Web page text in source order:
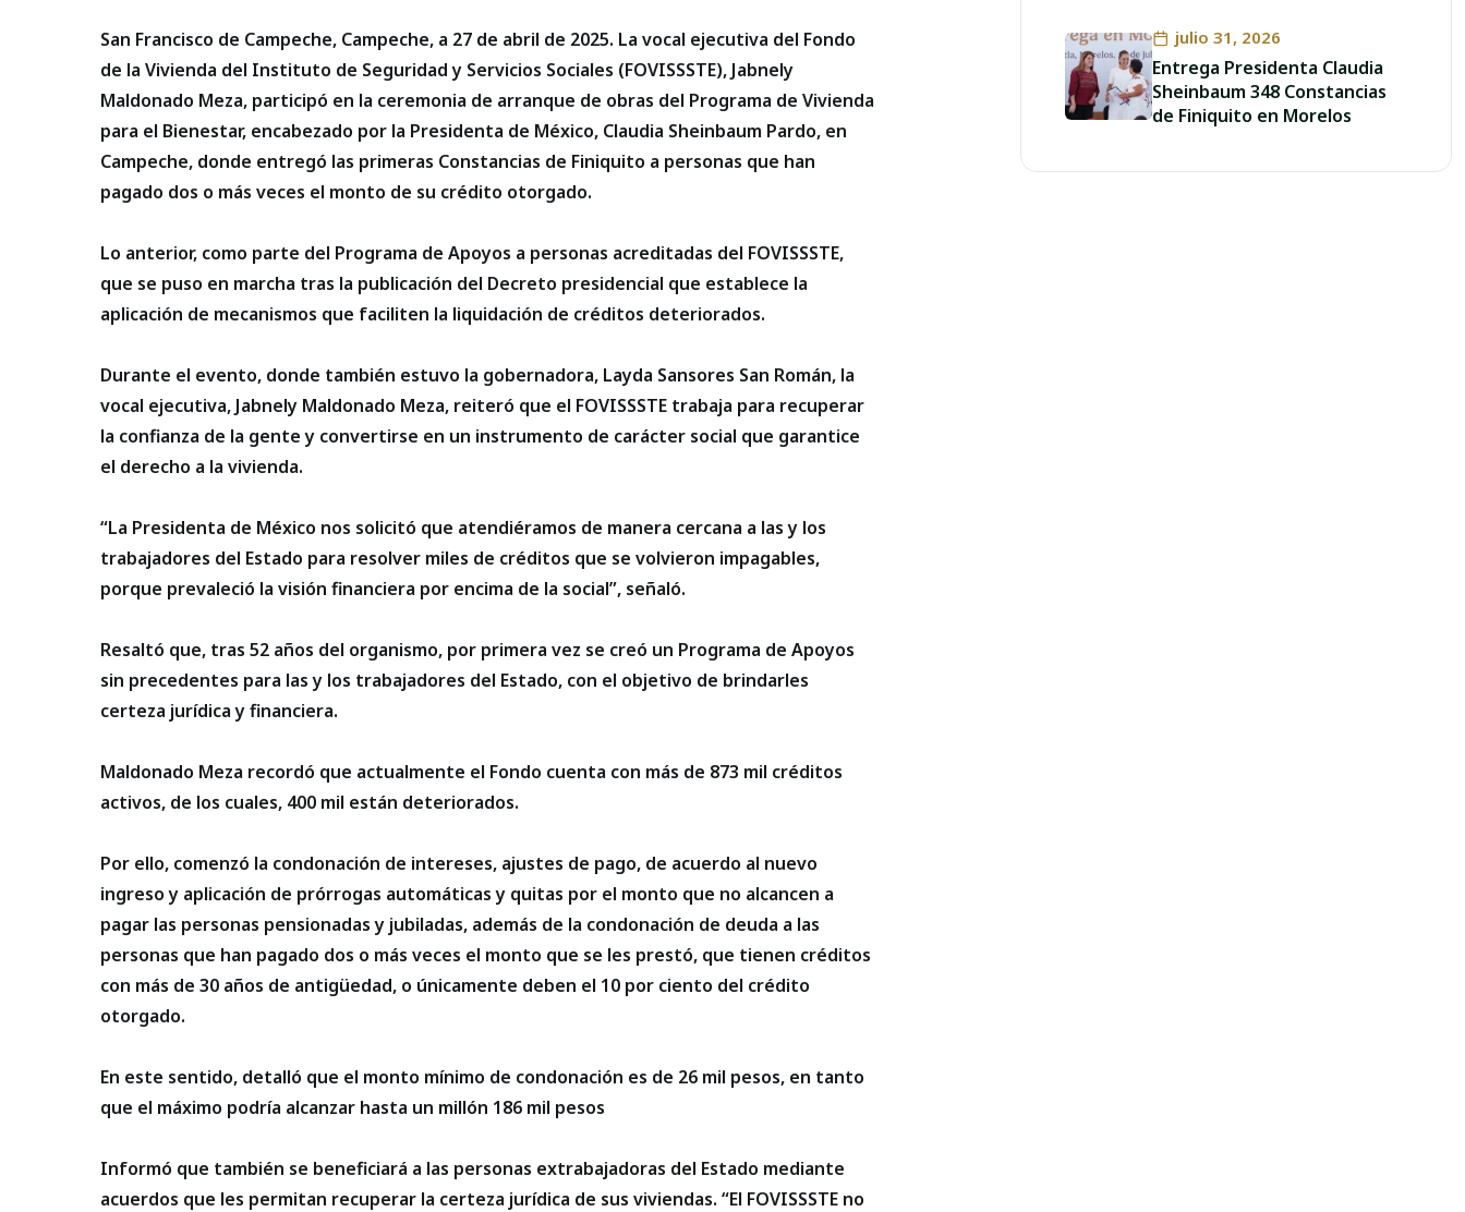
San Francisco de Campeche, Campeche, a 27 de abril de 2025. La vocal ejecutiva del Fondo
de la Vivienda del Instituto de Seguridad y Servicios Sociales (FOVISSSTE), Jabnely
Maldonado Meza, participó en la ceremonia de arranque de obras del Programa de Vivienda
para el Bienestar, encabezado por la Presidenta de México, Claudia Sheinbaum Pardo, en
Campeche, donde entregó las primeras Constancias de Finiquito a personas que han
pagado dos o más veces el monto de su crédito otorgado.
Lo anterior, como parte del Programa de Apoyos a personas acreditadas del FOVISSSTE,
que se puso en marcha tras la publicación del Decreto presidencial que establece la
aplicación de mecanismos que faciliten la liquidación de créditos deteriorados.
Durante el evento, donde también estuvo la gobernadora, Layda Sansores San Román, la
vocal ejecutiva, Jabnely Maldonado Meza, reiteró que el FOVISSSTE trabaja para recuperar
la confianza de la gente y convertirse en un instrumento de carácter social que garantice
el derecho a la vivienda.
“La Presidenta de México nos solicitó que atendiéramos de manera cercana a las y los
trabajadores del Estado para resolver miles de créditos que se volvieron impagables,
porque prevaleció la visión financiera por encima de la social”, señaló.
Resaltó que, tras 52 años del organismo, por primera vez se creó un Programa de Apoyos
sin precedentes para las y los trabajadores del Estado, con el objetivo de brindarles
certeza jurídica y financiera.
Maldonado Meza recordó que actualmente el Fondo cuenta con más de 873 mil créditos
activos, de los cuales, 400 mil están deteriorados.
Por ello, comenzó la condonación de intereses, ajustes de pago, de acuerdo al nuevo
ingreso y aplicación de prórrogas automáticas y quitas por el monto que no alcancen a
pagar las personas pensionadas y jubiladas, además de la condonación de deuda a las
personas que han pagado dos o más veces el monto que se les prestó, que tienen créditos
con más de 30 años de antigüedad, o únicamente deben el 10 por ciento del crédito
otorgado.
En este sentido, detalló que el monto mínimo de condonación es de 26 mil pesos, en tanto
que el máximo podría alcanzar hasta un millón 186 mil pesos
Informó que también se beneficiará a las personas extrabajadoras del Estado mediante
acuerdos que les permitan recuperar la certeza jurídica de sus viviendas. “El FOVISSSTE no
julio 31, 2026
Entrega Presidenta Claudia
Sheinbaum 348 Constancias
de Finiquito en Morelos